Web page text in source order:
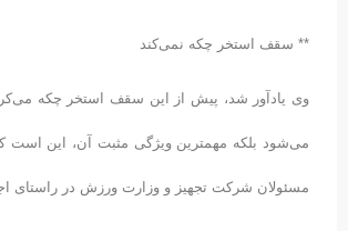
** سقف استخر چکه نمی‌کند
وی یادآور شد، پیش از این سقف استخر چکه
می‌شود بلکه مهمترین ویژگی مثبت آن، این است
مسئولان شرکت تجهیز و وزارت ورزش در راستای